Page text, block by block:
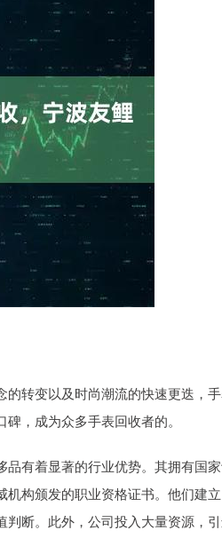
转变以及时尚潮流的快速更迭，
，成为众多手表回收者的。
有着显著的行业优势。其拥有国
构颁发的职业资格证书。他们建
断。此外，公司投入大量资源，